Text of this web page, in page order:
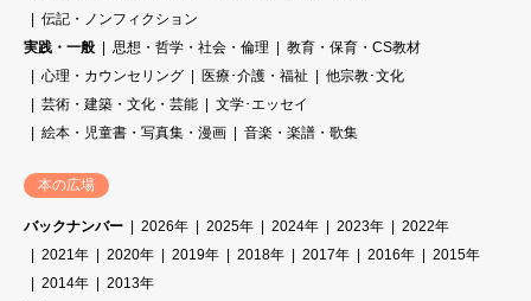
伝記・ノンフィクション
実践・一般
思想・哲学・社会・倫理
教育・保育・CS教材
心理・カウンセリング
医療･介護・福祉
他宗教･文化
芸術・建築・文化・芸能
文学･エッセイ
絵本・児童書・写真集・漫画
音楽・楽譜・歌集
本の広場
バックナンバー 2026年 2025年 2024年 2023年
2022年
2021年
2020年 2019年 2018年 2017年 2016年
2015年
2014年
2013年